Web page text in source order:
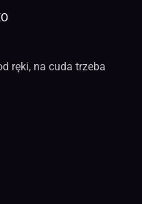
ręki, na cuda trzeba